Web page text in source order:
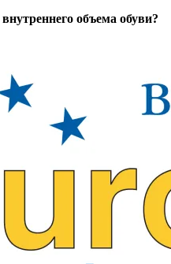
объема обуви?